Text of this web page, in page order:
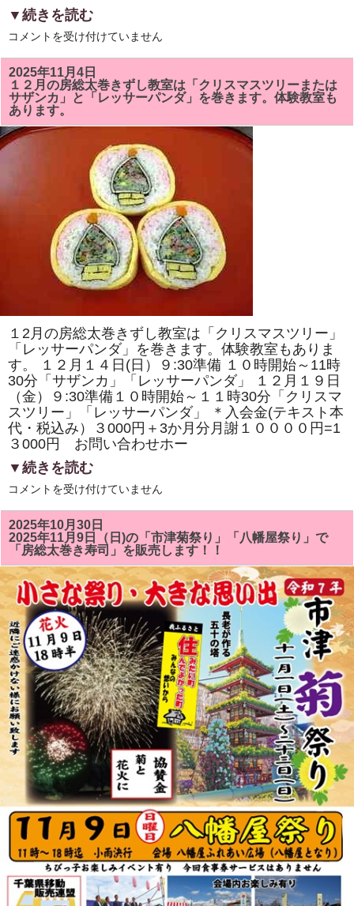
▼続きを読む
6
の
房
総
太
巻
ず
し
教
室
メ」
と
巻
き
寿
司
の
体
験
教
室
も
あ
ま
す。
は
コメントを受け付けていません
2025年11月4日
１２月の房総太巻きずし教室は「クリスマスツリーまたは
サザンカ」と「レッサーパンダ」を巻きます。体験教室も
あります。
１2月の房総太巻きずし教室は「クリスマスツリー」
「レッサーパンダ」を巻きます。体験教室もありま
す。 １２月１４日(日）９:30準備 １０時開始～11時
30分「サザンカ」「レッサーパンダ」 １２月１９日
（金）９:30準備１０時開始～１１時30分「クリスマ
スツリー」「レッサーパンダ」 ＊入会金(テキスト本
代・税込み）３000円＋3か月分月謝１００００円=1
３000円 お問い合わせホー
▼続きを読む
１
月
の
房
総
太
巻
き
ず
し
教
室
は
「ク
リ
ス
マ
ス
ツ
リ
ー
ま
た
は
サ
カ」
と
「レ
ー
パ
ン
ダ」
を
コメントを受け付けていません
2025年10月30日
2025年11月9日（日)の「市津菊祭り」「八幡屋祭り」で
「房総太巻き寿司」を販売します！！